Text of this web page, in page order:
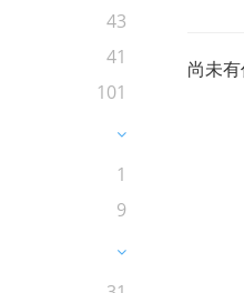
43
41
101
1
9
尚未